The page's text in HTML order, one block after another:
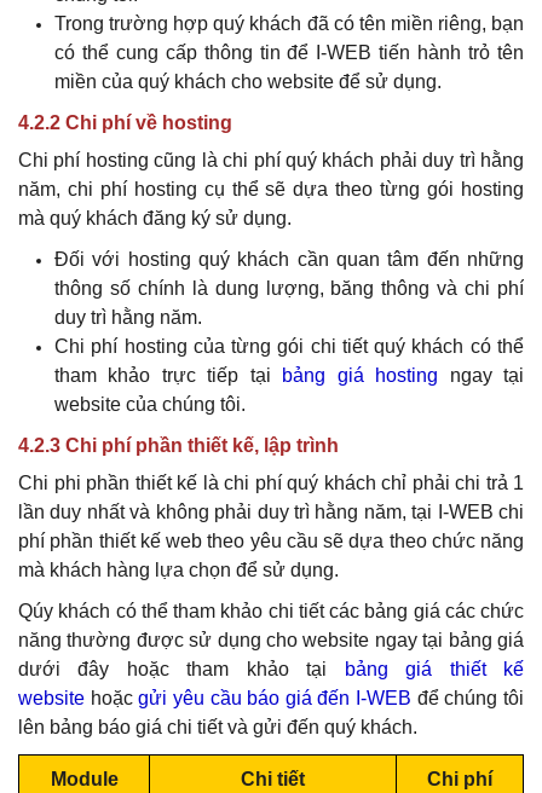
Trong trường hợpquý khách đã có tên miền riêng, bạn
có thể cung cấp thông tin để I-WEB tiến hành trỏ tên
miền của quý khách cho website để sử dụng.
4.2.2 Chi phí về hosting
Chi phí hosting cũng là chi phí quý khách phải duy trì hằng
năm, chi phí hosting cụ thể sẽ dựa theo từng gói hosting
mà quý khách đăng ký sử dụng.
Đối với hosting quý khách cần quan tâm đến những
thông số chính là dung lượng, băng thông và chi phí
duy trì hằng năm.
Chi phí hosting của từng gói chi tiếtquý khách có thể
tham khảo trực tiếp tại
bảng giá hosting ngay tại
website của chúng tôi.
4.2.3 Chi phí phần thiết kế, lập trình
Chi phi phần thiết kế là chi phí quý khách chỉ phải chi trả 1
lần duy nhất và không phải duy trì hằng năm, tại I-WEB chi
phí phần thiết kế web theo yêu cầu sẽ dựa theo chức năng
mà khách hàng lựa chọn để sử dụng.
Qúy khách có thể tham khảo chi tiết các bảng giá các chức
năng thường được sử dụng cho website ngay tại bảng giá
dưới đây hoặc tham khảotại
bảng giá thiết kế
website hoặcgửi yêu cầu báo giá đến I-WEB để chúng tôi
lên bảng báo giá chi tiết và gửi đến quý khách.
Module Chi tiết Chi phí